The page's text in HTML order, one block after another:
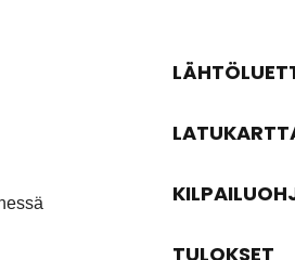
TULOKSET